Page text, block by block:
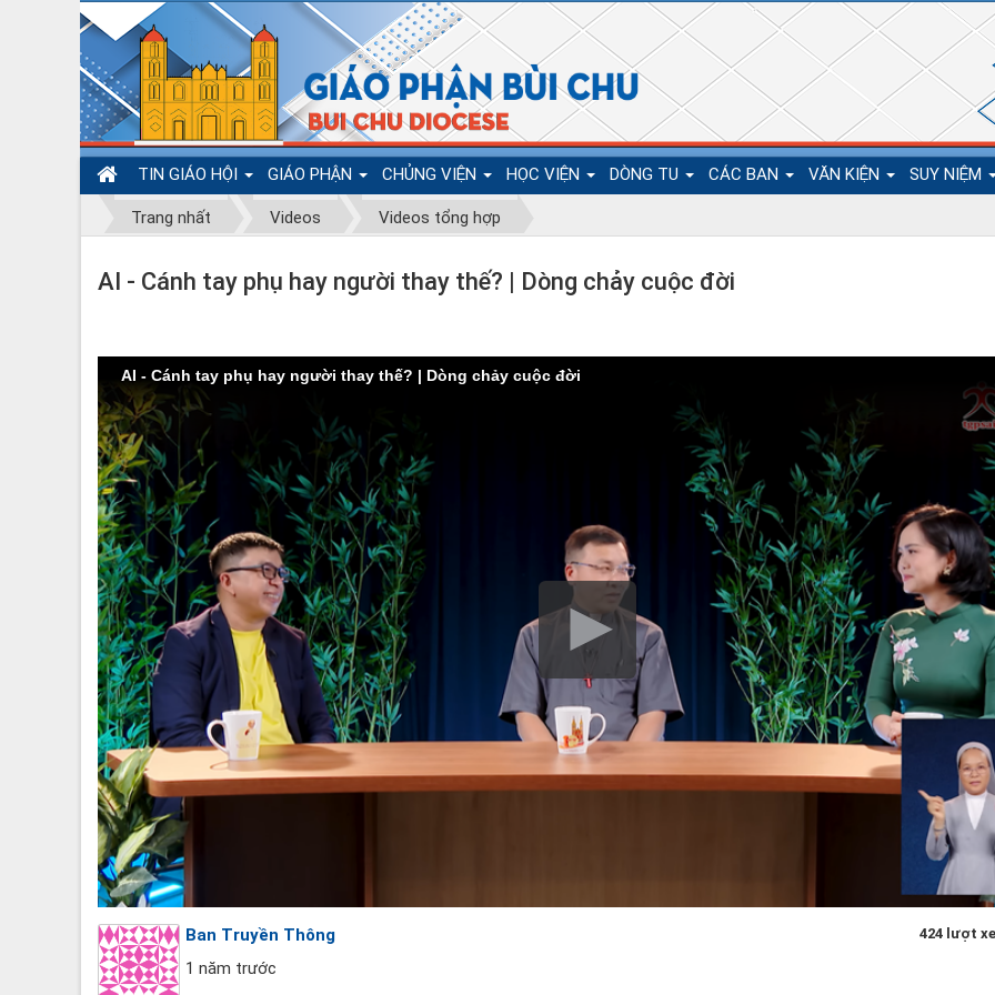
TIN GIÁO HỘI GIÁO PHẬN CHỦNG VIỆN HỌC VIỆN DÒNG TU CÁC BAN VĂN KIỆN SUY NIỆM
Trang nhất Videos Videos tổng hợp
AI - Cánh tay phụ hay người thay thế? | Dòng chảy cuộc đời
AI - Cánh tay phụ hay người thay thế? | Dòng chảy cuộc đời
Ban Truyền Thông
1 năm trước
424 lượt